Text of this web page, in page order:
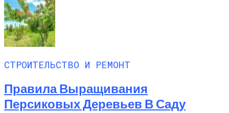
СТРОИТЕЛЬСТВО И РЕМОНТ
Правила Выращивания
Персиковых Деревьев В Саду